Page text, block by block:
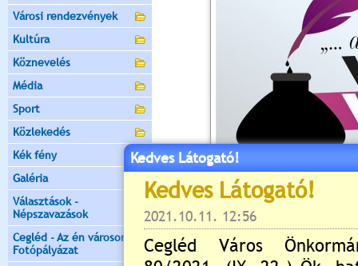
Városi rendezvények
Kultúra
Köznevelés
Média
Sport
Közlekedés
Kék fény
Galéria
Választások -
Népszavazások
Cegléd - Az én városom -
Fotópályázat
Kedves Látogató!